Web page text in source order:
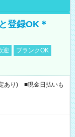
登録OK＊
迎
ブランクOK
あり) ■現金日払いも